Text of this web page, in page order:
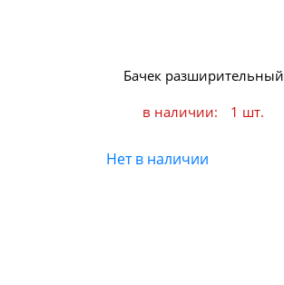
Бачек разширительный
в наличии:
1 шт.
Нет в наличии